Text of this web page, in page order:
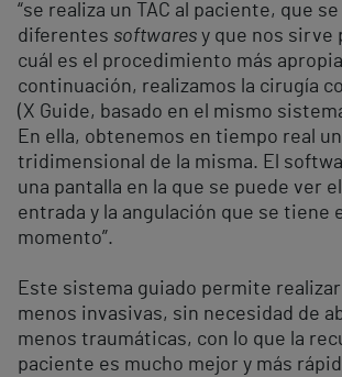
“se realiza un TAC al paciente, que
diferentes softwares y que nos sirve
cuál es el procedimiento más
continuación, realizamos la cirugía
(X Guide, basado en el mismo
En ella, obtenemos en tiempo real
tridimensional de la misma. El
una pantalla en la que se puede ver
entrada y la angulación que se tiene
momento”.
Este sistema guiado permite
menos invasivas, sin necesidad de
menos traumáticas, con lo que la
paciente es mucho mejor y más